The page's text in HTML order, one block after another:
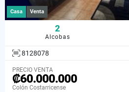
Casa Venta
2
Alcobas
8128078
PRECIO VENTA
₡60.000.000
Colón Costarricense